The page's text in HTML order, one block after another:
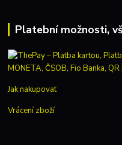
Platební možnosti,
Jak nakupovat
Vrácení zboží